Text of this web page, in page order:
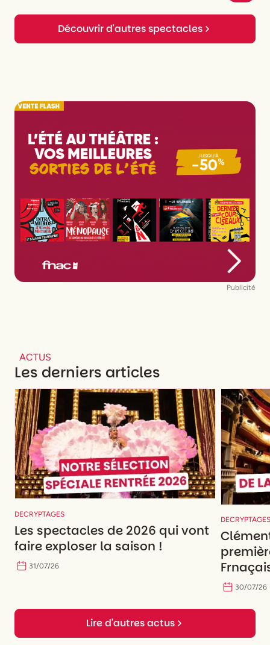
Découvrir d'autres spectacles
Publicité
ACTUS
Les derniers articles
DECRYPTAGES
Les spectacles de 2026 qui vont
faire exploser la saison !
31/07/26
30/07/26
Lire d'autres actus